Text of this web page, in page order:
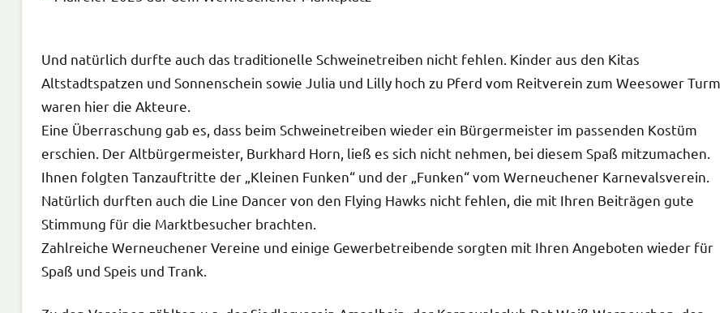
Und natürlich durfte auch das traditionelle Schweinetreiben nicht fehlen. Kinder aus den Kitas
Altstadtspatzen und Sonnenschein sowie Julia und Lilly hoch zu Pferd vom Reitverein zum Weesower Turm
waren hier die Akteure.
Eine Überraschung gab es, dass beim Schweinetreiben wieder ein Bürgermeister im passenden Kostüm
erschien. Der Altbürgermeister, Burkhard Horn, ließ es sich nicht nehmen, bei diesem Spaß mitzumachen.
Ihnen folgten Tanzauftritte der „Kleinen Funken“ und der „Funken“ vom Werneuchener Karnevalsverein.
Natürlich durften auch die Line Dancer von den Flying Hawks nicht fehlen, die mit Ihren Beiträgen gute
Stimmung für die Marktbesucher brachten.
Zahlreiche Werneuchener Vereine und einige Gewerbetreibende sorgten mit Ihren Angeboten wieder für
Spaß und Speis und Trank.